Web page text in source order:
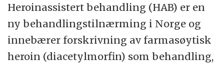
Heroinassistert behandling (HAB) er en
ny behandlingstilnærming i Norge og
innebærer forskrivning av farmasøytisk
heroin (diacetylmorfin) som behandling,